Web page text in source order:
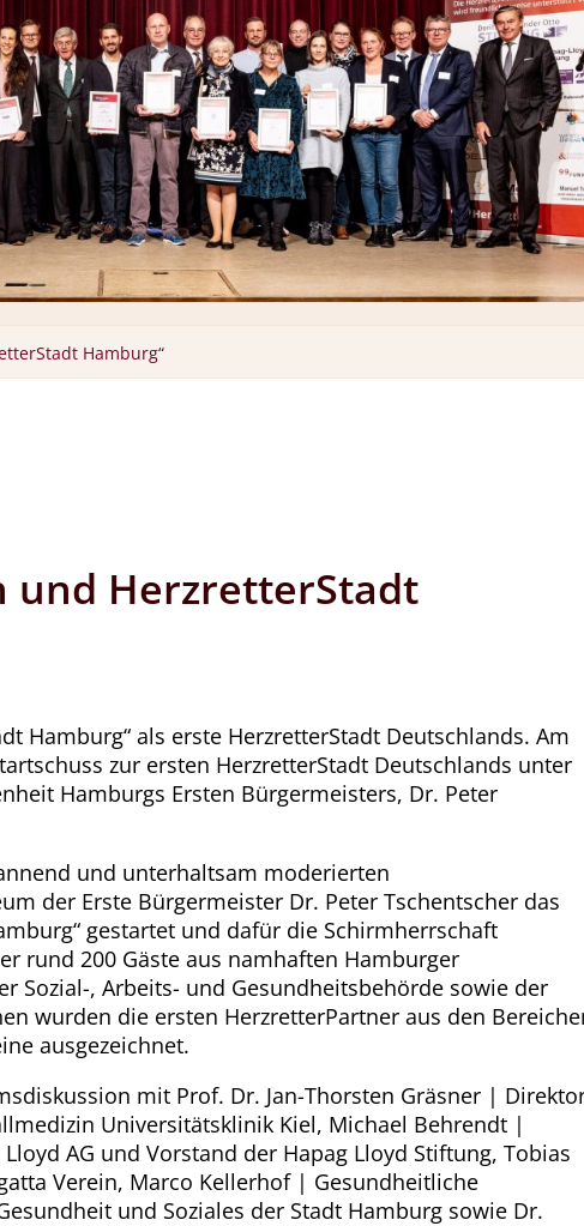
Hamburg“
und HerzretterStadt
Hamburg“ als erste HerzretterStadt Deutschlands. Am
zur ersten HerzretterStadt Deutschlands unter
Hamburgs Ersten Bürgermeisters, Dr. Peter
und unterhaltsam moderierten
der Erste Bürgermeister Dr. Peter Tschentscher das
gestartet und dafür die Schirmherrschaft
rund 200 Gäste aus namhaften Hamburger
Sozial-, Arbeits- und Gesundheitsbehörde sowie der
wurden die ersten HerzretterPartner aus den
ausgezeichnet.
mit Prof. Dr. Jan-Thorsten Gräsner |
Universitätsklinik Kiel, Michael Behrendt |
AG und Vorstand der Hapag Lloyd Stiftung, Tobias
Verein, Marco Kellerhof | Gesundheitliche
und Soziales der Stadt Hamburg sowie Dr.